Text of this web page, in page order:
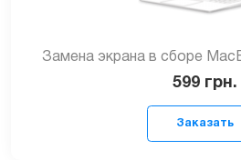
Замена экрана в сборе
599 грн.